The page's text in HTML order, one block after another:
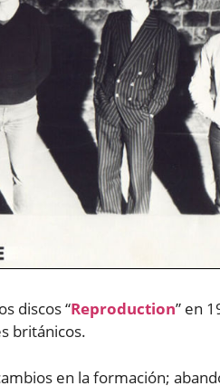
discos “Reproduction” en
británicos.
en la formación;